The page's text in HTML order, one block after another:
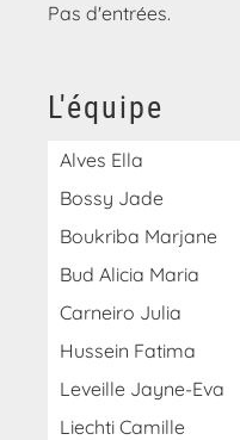
Pas d'entrées.
L'équipe
Alves Ella
Bossy Jade
Boukriba Marjane
Bud Alicia Maria
Carneiro Julia
Hussein Fatima
Leveille Jayne-Eva
Liechti Camille